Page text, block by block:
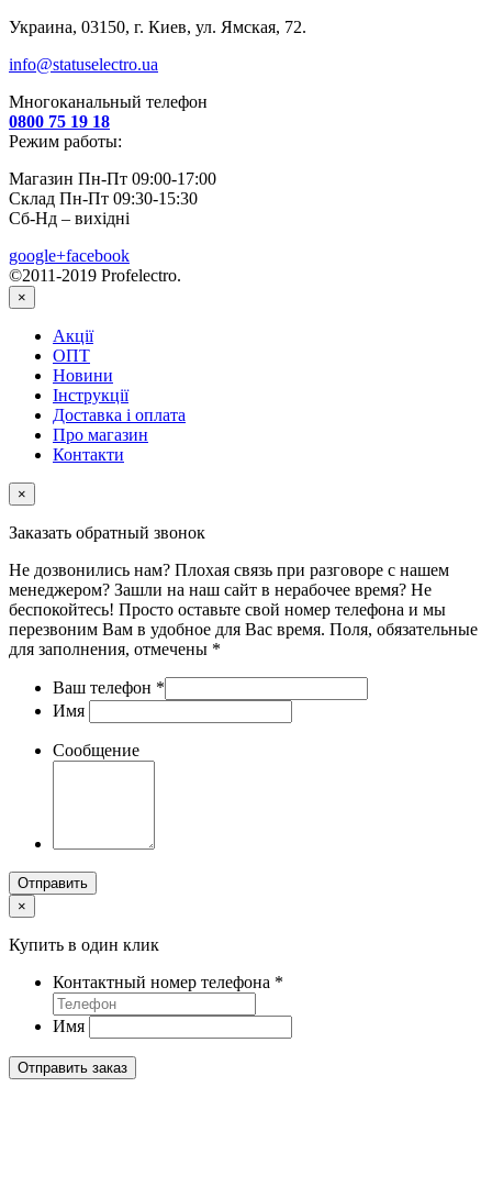
Украина, 03150, г. Киев, ул. Ямская, 72.
info@statuselectro.ua
Многоканальный телефон
0800 75 19 18
Режим работы:
Магазин Пн-Пт 09:00-17:00
Склад Пн-Пт 09:30-15:30
Сб-Нд – вихідні
google+facebook
©2011-2019 Profelectro.
×
Акції
ОПТ
Новини
Інструкції
Доставка і оплата
Про магазин
Контакти
×
Заказать обратный звонок
Не дозвонились нам? Плохая связь при разговоре с нашем
менеджером? Зашли на наш сайт в нерабочее время? Не
беспокойтесь! Просто оставьте свой номер телефона и мы
перезвоним Вам в удобное для Вас время. Поля, обязательные
для заполнения, отмечены *
Ваш телефон *
Имя
Сообщение
Отправить
×
Купить в один клик
Контактный номер телефона *
Имя
Отправить заказ